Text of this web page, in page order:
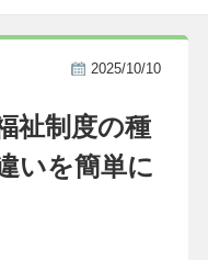
2025/10/10
祉制度の種
いを簡単に